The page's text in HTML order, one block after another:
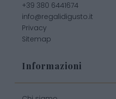
+39 380 6441674
info@regalidigusto.it
Privacy
Sitemap
Informazioni